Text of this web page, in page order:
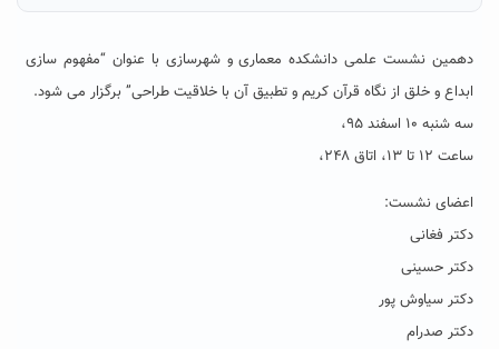
دهمین نشست علمی دانشکده معماری و شهرسازی با عنوان “مفهوم سازی
ابداع و خلق از نگاه قرآن کریم و تطبیق آن با خلاقیت طراحی” برگزار می شود.
سه شنبه ۱۰ اسفند ۹۵،
ساعت ۱۲ تا ۱۳، اتاق ۲۴۸،
اعضای نشست:
دکتر فغانی
دکتر حسینی
دکتر سیاوش پور
دکتر صدرام